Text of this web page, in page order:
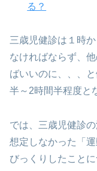
る？
三歳児健診は１時
なければならず、
ばいいのに、、、
半～2時間半程度と
では、三歳児健診
想定しなかった「
びっくりしたこと